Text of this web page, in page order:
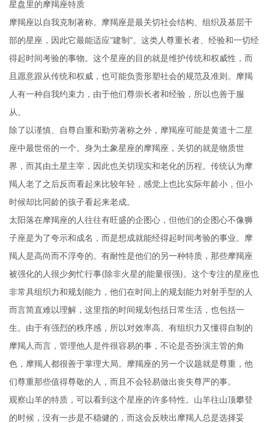
星盘里的摩羯座特质
摩羯座以自我克制著称。摩羯座是最关切社会结构、组织及基层干
部的星座，因此它最能适应“建制”。这类人尊重长者、经验和一切经
得起时间考验的事物。这个星座的目的就是维护传统和权威性，而
且愿意跟从传统和权威，也可能负责形塑社会的规范及准则。摩羯
人有一种自我约束力，由于他们尊崇长者和经验，所以也善于服
从。
除了以谨慎、自尊自重和勤劳著称之外，摩羯座可能是黄道十二星
座中最世俗的一个。身为土象星座的摩羯座，关切的就是物质世
界，而其由土星主宰，因此也关切现实和老化的历程。传统认为摩
羯人老了之后反而看起来比较年轻，感觉上也比实际年龄小，但小
时候却比同龄的孩子看起来老成。
太阳落在摩羯座的人往往有旺盛的企图心，但他们的企图心不像狮
子座是为了夸示和成名，而是想成就能经得起时间考验的事业。摩
羯人是高尚而不浮夸的。有耐性是他们的另一种特质，那些摩羯座
被强化的人很少匆忙行事(除非火星的能量很强)。这个专注的星座也
非常具组织力和规划能力，他们在时间上的规划能力对射手型的人
而言简直难以理解，这里指的时间规划包括日常生活，也包括一
生。由于有强烈的秩序感，所以对效率高、有组织力又懂得自制的
摩羯人而言，管理他人是件很容易的事，不论是否扮演主管的角
色，摩羯人都很善于掌理大局。摩羯座的另一个议题就是尊重，他
们尊重那些值得尊敬的人，而且不会轻易做出丧失尊严的事。
观察山羊的特质，可以看到这个星座的许多特性。山羊往山顶攀登
的时候，没有一步是不稳健的，而这会反映出摩羯人总是选择妥